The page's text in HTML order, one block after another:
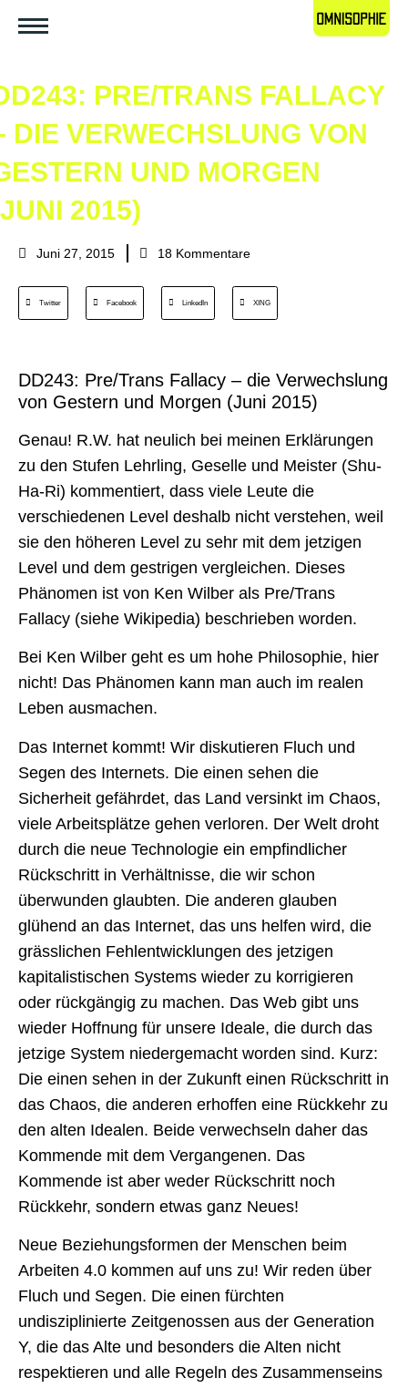
PRE/TRANS FALLACY
DIE VERWECHSLUNG VON
UND MORGEN
2015)
Juni 27, 2015 18 Kommentare
Twitter Facebook LinkedIn XING
DD243: Pre/Trans Fallacy – die Verwechslung
von Gestern und Morgen (Juni 2015)
Genau! R.W. hat neulich bei meinen Erklärungen
zu den Stufen Lehrling, Geselle und Meister (Shu-
Ha-Ri) kommentiert, dass viele Leute die
verschiedenen Level deshalb nicht verstehen, weil
sie den höheren Level zu sehr mit dem jetzigen
Level und dem gestrigen vergleichen. Dieses
Phänomen ist von Ken Wilber als Pre/Trans
Fallacy (siehe Wikipedia) beschrieben worden.
Bei Ken Wilber geht es um hohe Philosophie, hier
nicht! Das Phänomen kann man auch im realen
Leben ausmachen.
Das Internet kommt! Wir diskutieren Fluch und
Segen des Internets. Die einen sehen die
Sicherheit gefährdet, das Land versinkt im Chaos,
viele Arbeitsplätze gehen verloren. Der Welt droht
durch die neue Technologie ein empfindlicher
Rückschritt in Verhältnisse, die wir schon
überwunden glaubten. Die anderen glauben
glühend an das Internet, das uns helfen wird, die
grässlichen Fehlentwicklungen des jetzigen
kapitalistischen Systems wieder zu korrigieren
oder rückgängig zu machen. Das Web gibt uns
wieder Hoffnung für unsere Ideale, die durch das
jetzige System niedergemacht worden sind. Kurz:
Die einen sehen in der Zukunft einen Rückschritt in
das Chaos, die anderen erhoffen eine Rückkehr zu
den alten Idealen. Beide verwechseln daher das
Kommende mit dem Vergangenen. Das
Kommende ist aber weder Rückschritt noch
Rückkehr, sondern etwas ganz Neues!
Neue Beziehungsformen der Menschen beim
Arbeiten 4.0 kommen auf uns zu! Wir reden über
Fluch und Segen. Die einen fürchten
undisziplinierte Zeitgenossen aus der Generation
Y, die das Alte und besonders die Alten nicht
respektieren und alle Regeln des Zusammenseins